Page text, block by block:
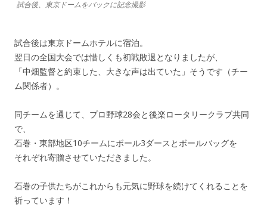
試合後、東京ドームをバックに記念撮影
試合後は東京ドームホテルに宿泊。
翌日の全国大会では惜しくも初戦敗退となりましたが、
「中畑監督と約束した、大きな声は出ていた」そうです（チー
ム関係者）。
同チームを通じて、プロ野球28会と後楽ロータリークラブ共同
で、
石巻・東部地区10チームにボール3ダースとボールバッグを
それぞれ寄贈させていただきました。
石巻の子供たちがこれからも元気に野球を続けてくれることを
祈っています！